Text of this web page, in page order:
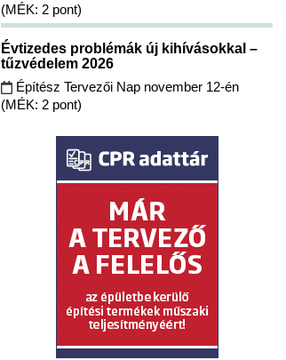
(MÉK: 2 pont)
Évtizedes problémák új kihívásokkal –
tűzvédelem 2026
Építész Tervezői Nap november 12-én
(MÉK: 2 pont)